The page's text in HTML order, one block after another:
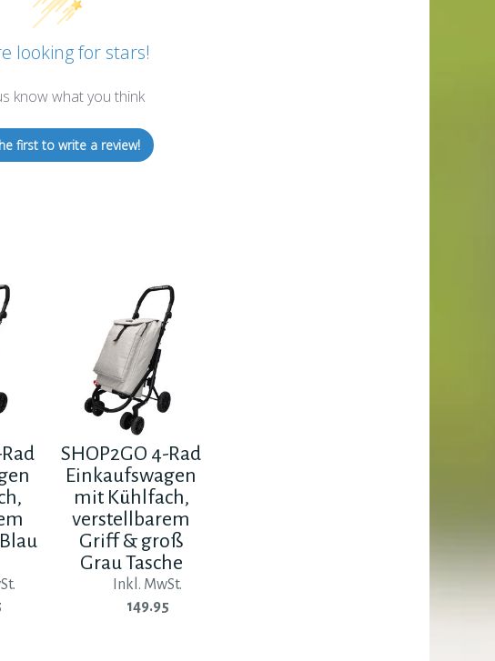
looking for stars!
know what you think
first to write a review!
SHOP2GO 4-Rad
Einkaufswagen
mit Kühlfach,
verstellbarem
Griff & groß
Grau Tasche
Inkl. MwSt.
149.95